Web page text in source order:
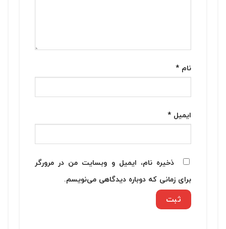
نام *
ایمیل *
ذخیره نام، ایمیل و وبسایت من در مرورگر
برای زمانی که دوباره دیدگاهی می‌نویسم.